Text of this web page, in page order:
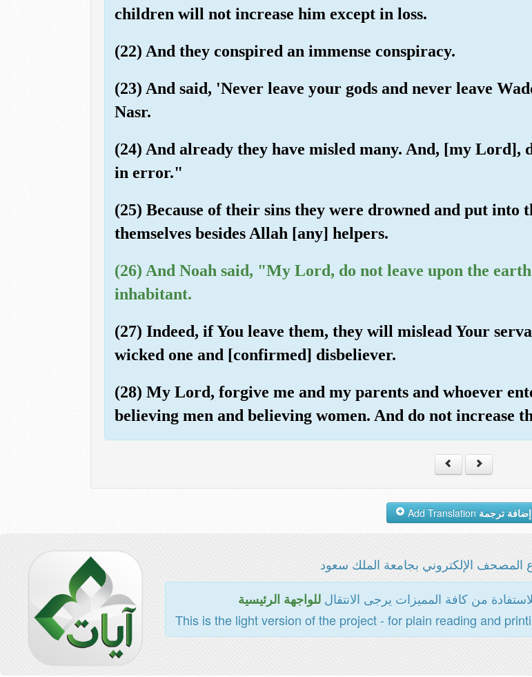
children will not increase him except in loss.
(22) And they conspired an immense conspiracy.
(23) And said, 'Never leave your gods and never leave
Nasr.
(24) And already they have misled many. And, [my Lord],
in error."
(25) Because of their sins they were drowned and put
themselves besides Allah [any] helpers.
(26) And Noah said, "My Lord, do not leave upon the
inhabitant.
(27) Indeed, if You leave them, they will mislead Your
wicked one and [confirmed] disbeliever.
(28) My Lord, forgive me and my parents and whoever
believing men and believing women. And do not increase
إضافة ترجمة
الإلكتروني بجامعة الملك سعود
من كافة المميزات يرجى الانتقالللواجهة الرئيسية
This is the light version of the project - for plain reading and